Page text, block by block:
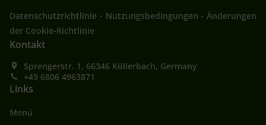
Datenschutzrichtlinie . Nutzungsbedingungen . Änderungen
der Cookie-Richtlinie
Kontakt
Sprengerstr. 1, 66346 Köllerbach, Germany
+49 6806 4963871
Links
Menü